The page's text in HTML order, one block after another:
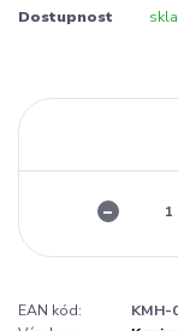
Dostupnost
EAN kód:
KMH-